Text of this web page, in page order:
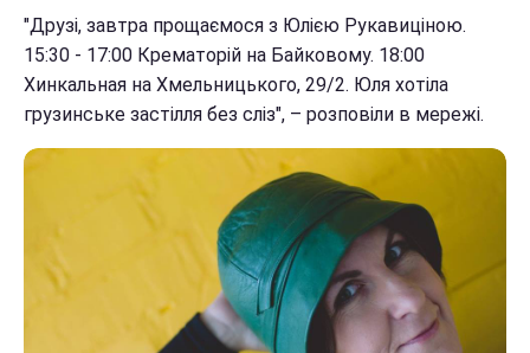
"Друзі, завтра прощаємося з Юлією Рукавиціною.
15:30 - 17:00 Крематорій на Байковому. 18:00
Хинкальная на Хмельницького, 29/2. Юля хотіла
грузинське застілля без сліз", – розповіли в мережі.